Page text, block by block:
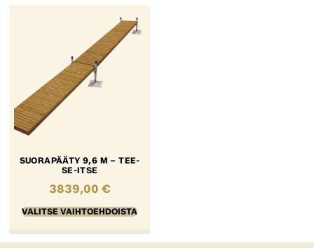
SUORAPÄÄTY 9,6 M – TEE-
SE-ITSE
3839,00 €
VALITSE VAIHTOEHDOISTA